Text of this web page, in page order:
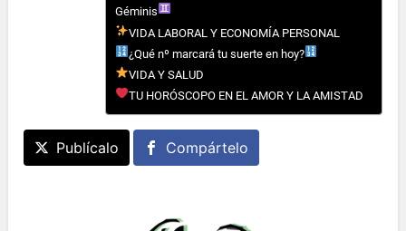
Géminis
VIDA LABORAL Y ECONOMÍA PERSONAL
¿Qué nº marcará tu suerte en hoy?
VIDA Y SALUD
TU HORÓSCOPO EN EL AMOR Y LA AMISTAD
Publícalo Compártelo